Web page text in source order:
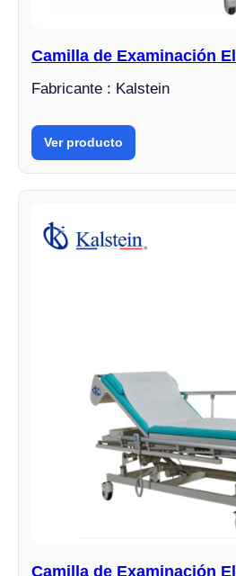
Camilla de Examinación
Fabricante : Kalstein
Ver producto
Camilla de Examinación